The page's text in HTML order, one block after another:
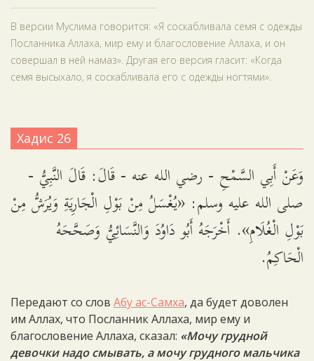
В версии Муслима говорится: «Я соскабливала семя с одежды
Посланника Аллаха, мир ему и благословение Аллаха, и он
совершал в ней намаз». Другая его версия гласит: «Когда
семя высыхало, я соскабливала его с одежды ногтями».
Хадис 26
وَعَنْ أَبِي السَّمْحِ - رضي الله عنه - قَالَ: قَالَ النَّبِيُّ -
صلى الله عليه وسلم: «يُغْسَلُ مِنْ بَوْلِ الْجَارِيَةِ وَيُرَشُّ مِنْ
بَوْلِ الْغُلَامِ». أَخْرَجَهُ أَبُو دَاوُدَ وَالنَّسَائِيُّ وَصَحَّحَهُ
الْحَاكِمُ.
Передают со слов Абу ас-Самха, да будет доволен
им Аллах, что Посланник Аллаха, мир ему и
благословение Аллаха, сказал: «Мочу грудной
девочки надо смывать, а мочу грудного мальчика